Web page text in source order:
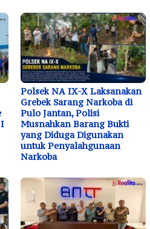
Polsek NA IX-X Laksanakan
Grebek Sarang Narkoba di
Pulo Jantan, Polisi
Musnahkan Barang Bukti
yang Diduga Digunakan
untuk Penyalahgunaan
Narkoba